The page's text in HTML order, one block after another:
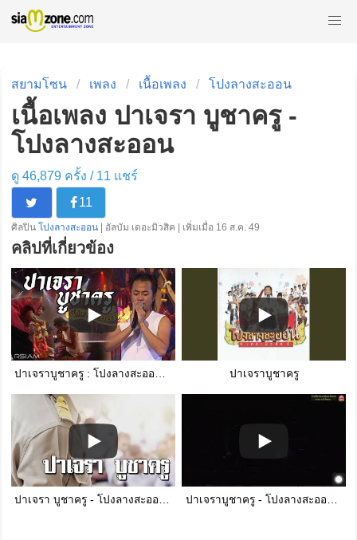
สยามโซน เพลง เนื้อเพลง โปงลางสะออน
เนื้อเพลง ปาเจรา บูชาครู -
โปงลางสะออน
ดู 46,879 ครั้ง / 11 แชร์
11
ศิลปิน โปงลางสะออน | อัลบัม เดอะมิวสิค | เพิ่มเมื่อ 16 ส.ค. 49
คลิปที่เกี่ยวข้อง
ปาเจราบูชาครู : โปงลางสะออน อาร์สยาม [Official MV] ปาเจราบูชาครู
ปาเจรา บูชาครู - โปงลางสะออน【UNOFFICIAL LYRICS】 ปาเจราบูชาครู - โปงลางสะออน live